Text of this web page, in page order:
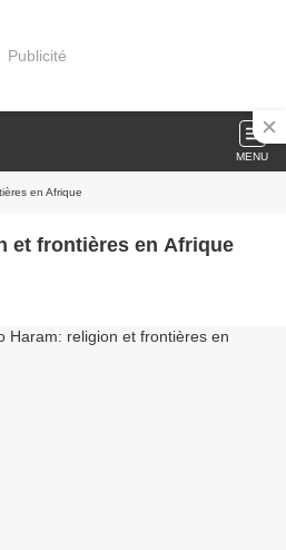
Publicité
MENU
en Afrique
et frontières en Afrique